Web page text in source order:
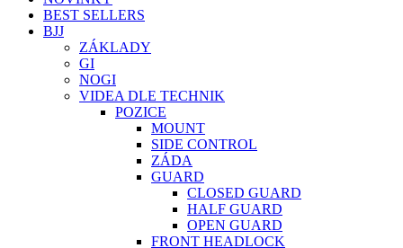
BEST SELLERS
BJJ
ZÁKLADY
GI
NOGI
VIDEA DLE TECHNIK
POZICE
MOUNT
SIDE CONTROL
ZÁDA
GUARD
CLOSED GUARD
HALF GUARD
OPEN GUARD
FRONT HEADLOCK